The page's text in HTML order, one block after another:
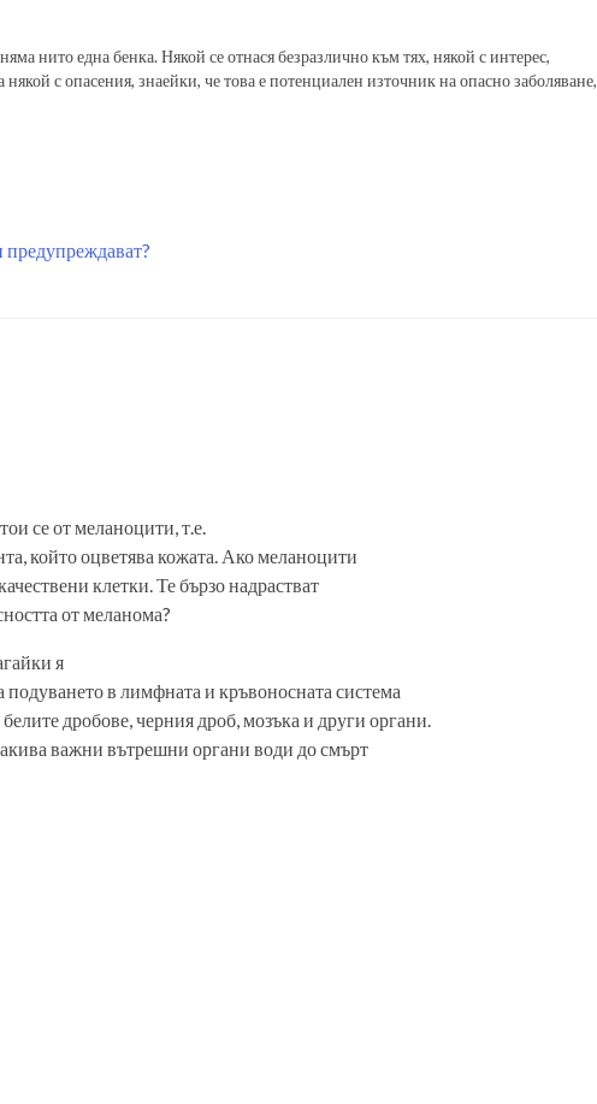
нито една бенка. Някой се отнася безразлично към тях, някой с интерес,
с опасения, знаейки, че това е потенциален източник на опасно заболяване,
се от меланоцити, т.е.
който оцветява кожата. Ако меланоцити
клетки. Те бързо надрастват
от меланома?
я
в лимфната и кръвоносната система
дробове, черния дроб, мозъка и други органи.
важни вътрешни органи води до смърт